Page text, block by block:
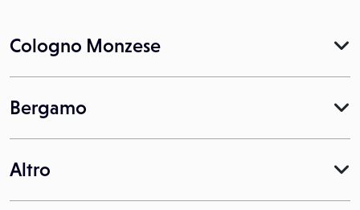
Cologno Monzese
Bergamo
Altro